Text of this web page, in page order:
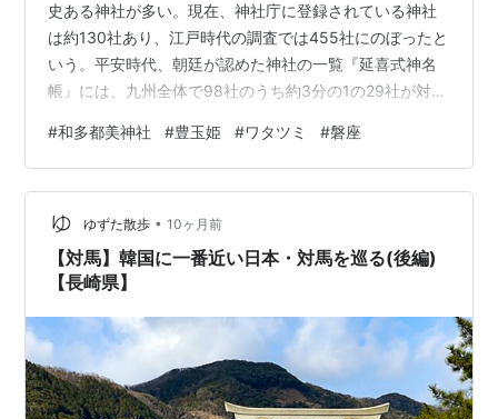
史ある神社が多い。現在、神社庁に登録されている神社
は約130社あり、江戸時代の調査では455社にのぼったと
いう。平安時代、朝廷が認めた神社の一覧『延喜式神名
帳』には、九州全体で98社のうち約3分の1の29社が対馬
る神々との縁も深い。『日本書紀』には、神託によって
対馬の高皇産霊神（タカムスビノカミ）が磐余（いわれ
＝奈良県）に分祀されたことが記されている。高皇産霊
神は皇祖につながる神で、対馬が大和朝廷にとって特別
な地であったことを物語っている。 こうした土地に暮ら
した雨森芳洲だが、儒者であるゆえ、…
#和多都美神社 #豊玉姫 #ワタツミ #磐座
ゆずた散歩 • 10ヶ月前
【対馬】韓国に一番近い日本・対馬を巡る(後編)
【長崎県】